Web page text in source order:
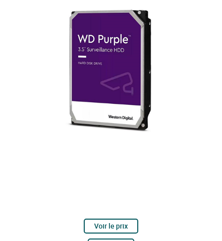
Voir le prix